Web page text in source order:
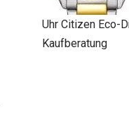
Uhr Citizen Eco-
Kaufberatung